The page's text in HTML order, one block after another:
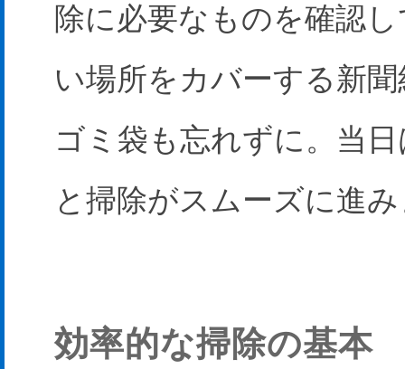
除に必要なものを確認
い場所をカバーする新
ゴミ袋も忘れずに。当
と掃除がスムーズに進
効率的な掃除の基本